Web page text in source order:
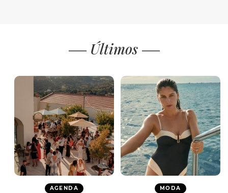
Últimos
AGENDA MODA